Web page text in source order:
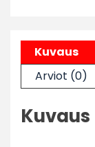
Kuvaus
Arviot (0)
Kuvaus